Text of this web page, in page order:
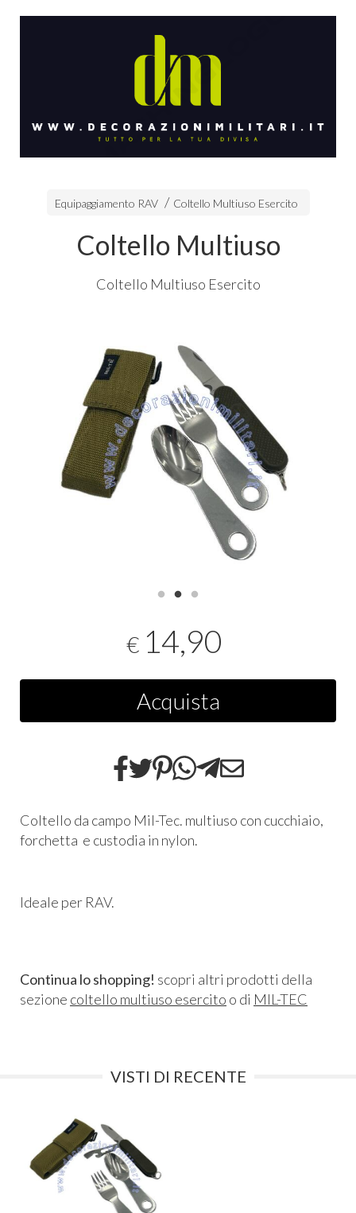
Equipaggiamento RAV Coltello Multiuso Esercito
Coltello Multiuso
Coltello Multiuso Esercito
€ 14,90
Acquista
Coltello da campo Mil-Tec. multiuso con cucchiaio,
forchetta e custodia in nylon.
Ideale per RAV.
Continua lo shopping! scopri altri prodotti della
sezione coltello multiuso esercito o di MIL-TEC
VISTI DI RECENTE